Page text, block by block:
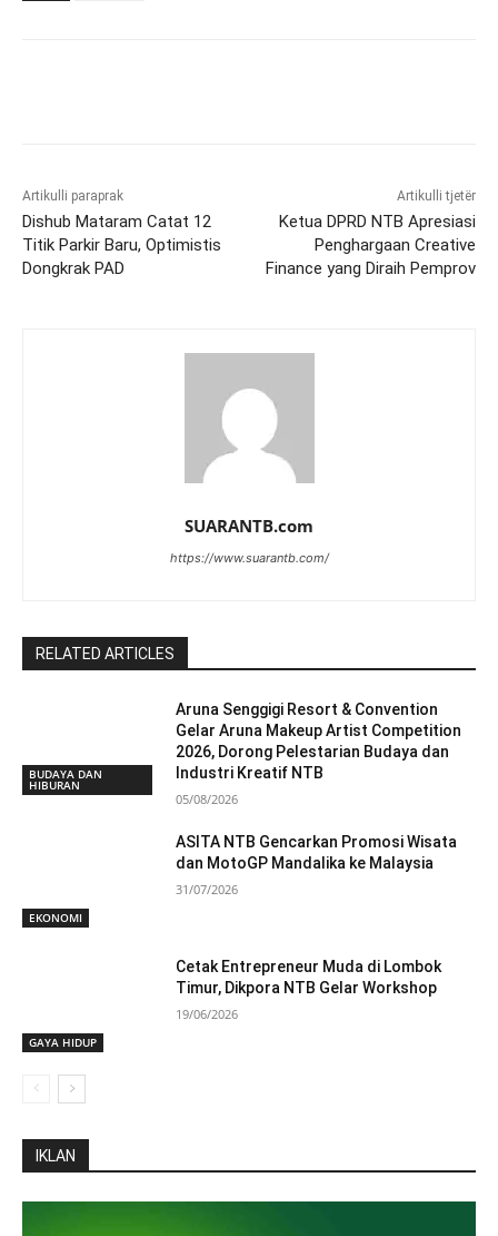
Artikulli paraprak
Dishub Mataram Catat 12
Titik Parkir Baru, Optimistis
Dongkrak PAD
Artikulli tjetër
Ketua DPRD NTB Apresiasi
Penghargaan Creative
Finance yang Diraih Pemprov
SUARANTB.com
https://www.suarantb.com/
RELATED ARTICLES
BUDAYA DAN
HIBURAN
Aruna Senggigi Resort & Convention
Gelar Aruna Makeup Artist Competition
2026, Dorong Pelestarian Budaya dan
Industri Kreatif NTB
05/08/2026
EKONOMI
ASITA NTB Gencarkan Promosi Wisata
dan MotoGP Mandalika ke Malaysia
31/07/2026
GAYA HIDUP
Cetak Entrepreneur Muda di Lombok
Timur, Dikpora NTB Gelar Workshop
19/06/2026
IKLAN